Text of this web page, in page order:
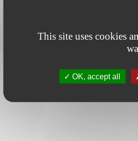
This site uses cookies
OK, accept all